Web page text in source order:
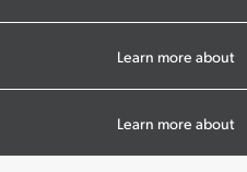
панель
Learn more about
камерами
Learn more about